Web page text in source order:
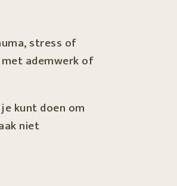
stress of
ademwerk of
kunt doen om
niet